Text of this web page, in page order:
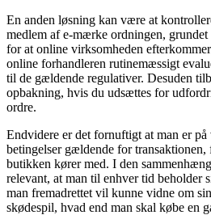
En anden løsning kan være at
medlem af e-mærke ordningen,
for at online virksomheden
online forhandleren rutinemæssigt
til de gældende regulativer. Desuden
opbakning, hvis du udsættes for
ordre.
Endvidere er det fornuftigt at man er
betingelser gældende for
butikken kører med. I den
relevant, at man til enhver tid beholder
man fremadrettet vil kunne vidne om
skødespil, hvad end man skal købe en